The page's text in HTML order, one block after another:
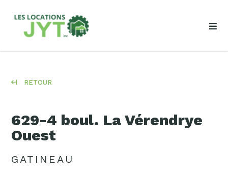
RETOUR
629-4 boul. La Vérendrye
Ouest
GATINEAU